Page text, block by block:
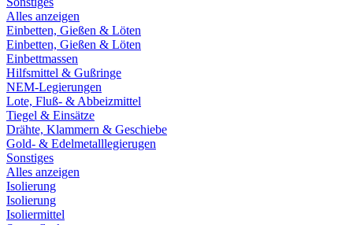
Alles anzeigen
Einbetten, Gießen & Löten
Einbetten, Gießen & Löten
Einbettmassen
Hilfsmittel & Gußringe
NEM-Legierungen
Lote, Fluß- & Abbeizmittel
Tiegel & Einsätze
Drähte, Klammern & Geschiebe
Gold- & Edelmetalllegierugen
Sonstiges
Alles anzeigen
Isolierung
Isolierung
Isoliermittel